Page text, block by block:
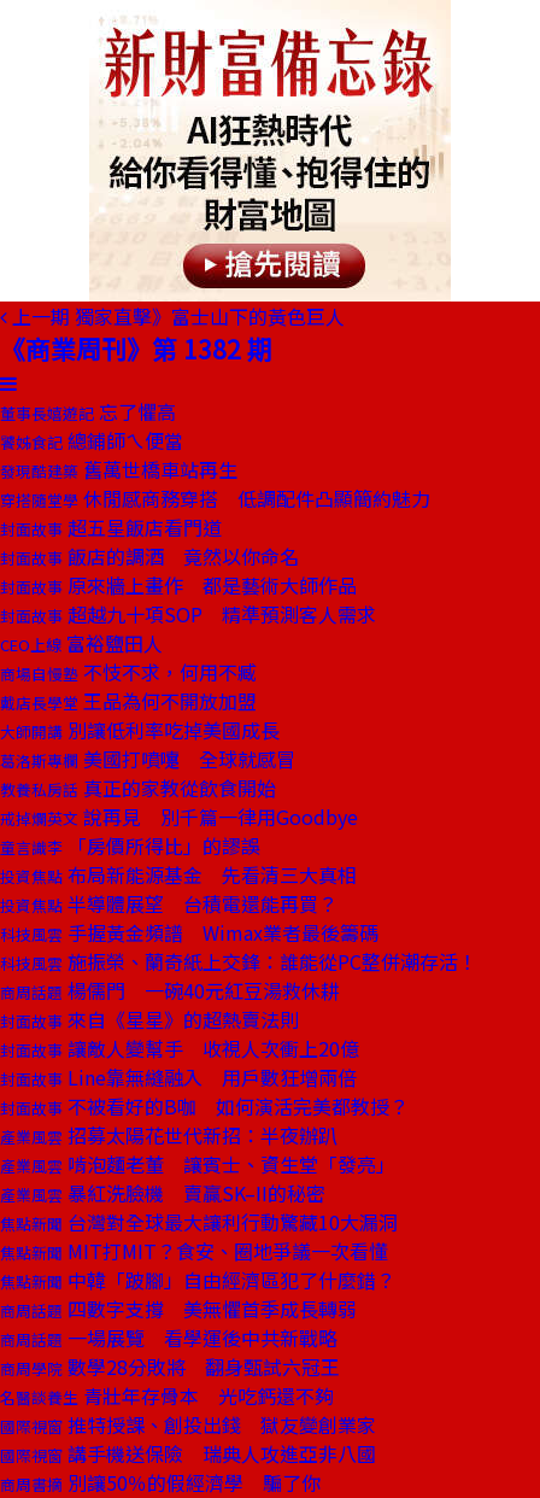
上一期 獨家直擊》富士山下的黃色巨人
《商業周刊》第 1382 期
董事長嬉遊記 忘了懼高
饕姊食記 總鋪師ㄟ便當
發現酷建築 舊萬世橋車站再生
穿搭隨堂學 休閒感商務穿搭 低調配件凸顯簡約魅力
封面故事 超五星飯店看門道
封面故事 飯店的調酒 竟然以你命名
封面故事 原來牆上畫作 都是藝術大師作品
封面故事 超越九十項SOP 精準預測客人需求
CEO上線 富裕鹽田人
商場自慢塾 不忮不求，何用不臧
戴店長學堂 王品為何不開放加盟
大師開講 別讓低利率吃掉美國成長
葛洛斯專欄 美國打噴嚏 全球就感冒
教養私房話 真正的家教從飲食開始
戒掉爛英文 說再見 別千篇一律用Goodbye
童言識李 「房價所得比」的謬誤
投資焦點 布局新能源基金 先看清三大真相
投資焦點 半導體展望 台積電還能再買？
科技風雲 手握黃金頻譜 Wimax業者最後籌碼
科技風雲 施振榮、蘭奇紙上交鋒：誰能從PC整併潮存活！
商周話題 楊儒門 一碗40元紅豆湯救休耕
封面故事 來自《星星》的超熱賣法則
封面故事 讓敵人變幫手 收視人次衝上20億
封面故事 Line靠無縫融入 用戶數狂增兩倍
封面故事 不被看好的B咖 如何演活完美都教授？
產業風雲 招募太陽花世代新招：半夜辦趴
產業風雲 啃泡麵老董 讓賓士、資生堂「發亮」
產業風雲 暴紅洗臉機 賣贏SK–II的秘密
焦點新聞 台灣對全球最大讓利行動驚藏10大漏洞
焦點新聞 MIT打MIT？食安、圈地爭議一次看懂
焦點新聞 中韓「跛腳」自由經濟區犯了什麼錯？
商周話題 四數字支撐 美無懼首季成長轉弱
商周話題 一場展覽 看學運後中共新戰略
商周學院 數學28分敗將 翻身甄試六冠王
名醫談養生 青壯年存骨本 光吃鈣還不夠
國際視窗 推特授課、創投出錢 獄友變創業家
國際視窗 講手機送保險 瑞典人攻進亞非八國
商周書摘 別讓50％的假經濟學 騙了你